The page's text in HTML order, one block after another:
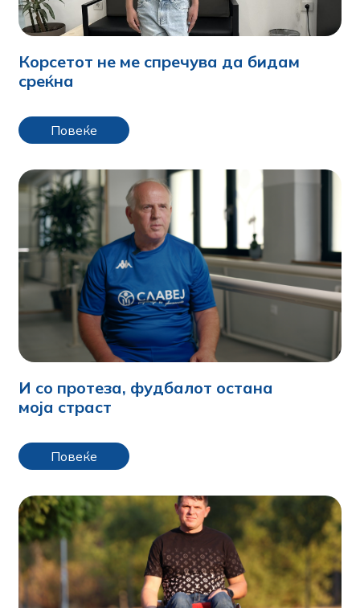
Корсетот не ме спречува да бидам
среќна
Повеќе
И со протеза, фудбалот остана
моја страст
Повеќе